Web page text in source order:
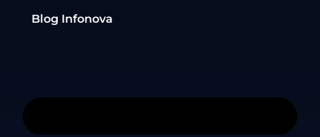
Blog Infonova